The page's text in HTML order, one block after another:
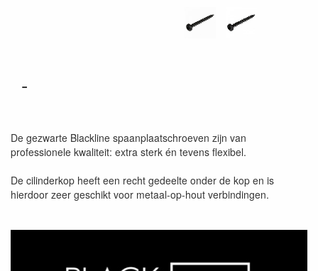
-
De gezwarte Blackline spaanplaatschroeven zijn van
professionele kwaliteit: extra sterk én tevens flexibel.
De cilinderkop heeft een recht gedeelte onder de kop en is
hierdoor zeer geschikt voor metaal-op-hout verbindingen.